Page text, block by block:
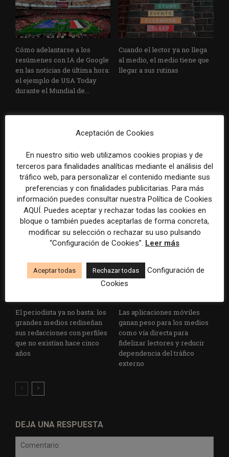
Cómo adelantarse a los
resúmenes con IA de Google
en las noticias de última hora:
el ejemplo de USA Today
durante el Mundial de...
Cuando el lector ya no llega
al medio, el medio tiene que
llegar a sus rutinas
Usar la IA solo para producir
más rápido no transformará
el periodismo
Doce lecciones de Oxford
para las redacciones: menos
retórica sobre innovación y
más método periodístico
El periodista ya no basta: los
grandes medios rediseñan
sus redacciones con perfiles
que no existían hace cinco
años
Las aplicaciones móviles
ganan peso para los medios
como vía directa para
fidelizar lectores y reducir
dependencia del tráfico
externo
DEJA UNA RESPUESTA
Aceptación de Cookies
En nuestro sitio web utilizamos cookies propias y de
terceros para finalidades analíticas mediante el análisis del
tráfico web, para personalizar el contenido mediante sus
preferencias y con finalidades publicitarias. Para más
información puedes consultar nuestra Política de Cookies
AQUÍ. Puedes aceptar y rechazar todas las cookies en
bloque o también puedes aceptarlas de forma concreta,
modificar su selección o rechazar su uso pulsando
“Configuración de Cookies”. Leer más
Aceptar todas Rechazar todas
Configuración de
Cookies